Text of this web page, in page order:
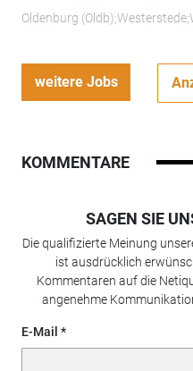
Oldenburg
weitere Jobs
KOMMENTARE
SAGEN SIE
Die qualifizierte Meinung
ist ausdrücklich
Kommentaren auf die
angenehme
E-Mail